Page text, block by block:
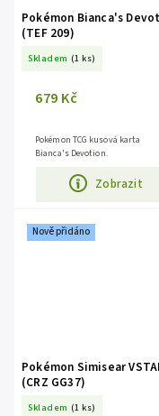
Pokémon Bianca's
(TEF 209)
Skladem (1 ks)
679 Kč
Zobrazit
Pokémon TCG kusová karta
Bianca's Devotion.
Nově přidáno
Pokémon Simisear
(CRZ GG37)
Skladem (1 ks)